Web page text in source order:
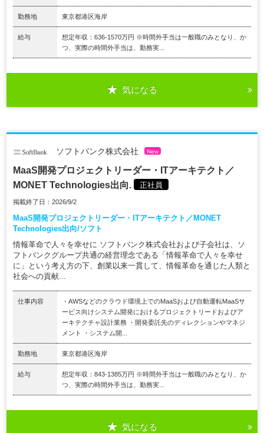
勤務地 東京都港区海岸
給与
想定年収：636-1570万円 ※時間外手当は一般職のみとなり、か
つ、実際の時間外手当は、勤務実...
気になる
ソフトバンク株式会社 New
MaaS開発プロジェクトリーダー・ITアーキテクト／
MONET Technologies出向.
正社員
掲載終了日：2026/9/2
MaaS開発プロジェクトリーダー・ITアーキテクト／MONET
Technologies出向/ソフト
情報革命で人々を幸せに ソフトバンク株式会社および子会社は、ソ
フトバンクグループ共通の経営理念である「情報革命で人々を幸せ
に」という考え方の下、創業以来一貫して、情報革命を通じた人類と
社会への貢献...
仕事内容
・AWSなどのクラウド環境上でのMaaSおよび自動運転MaaSサ
ービス向けシステム開発におけるプロジェクトリードおよびア
ーキテクチャ設計業務 ・開発委託先のディレクションやマネジ
メント ・システム開...
勤務地 東京都港区海岸
給与
想定年収：843-1385万円 ※時間外手当は一般職のみとなり、か
つ、実際の時間外手当は、勤務実...
気になる